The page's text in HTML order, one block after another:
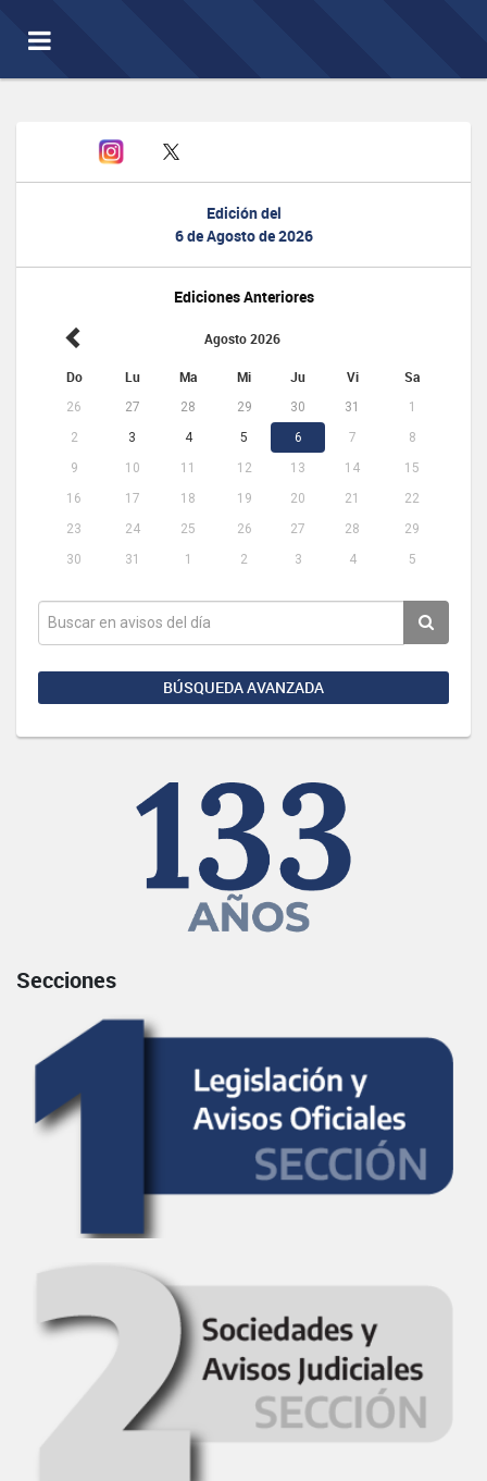
Toggle
navigation
Edición del
6 de Agosto de 2026
Ediciones Anteriores
Agosto 2026
Do Lu Ma Mi Ju Vi Sa
26 27 28 29 30 31
1
2
3 4 5 6 7
8
9
10 11 12 13 14
15
16
17 18 19 20 21
22
23
24 25 26 27 28
29
30
31 1 2 3 4 5
BÚSQUEDA AVANZADA
Secciones